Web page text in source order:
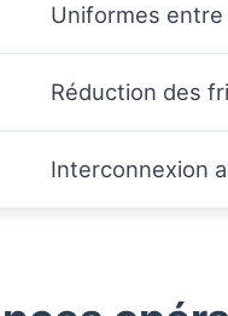
Uniformes entre
Réduction des
Interconnexion